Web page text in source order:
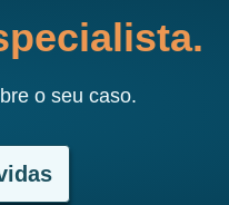
o seu caso.